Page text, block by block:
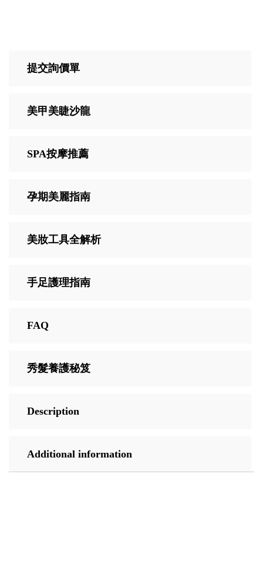
提交詢價單
美甲美睫沙龍
SPA按摩推薦
孕期美麗指南
美妝工具全解析
手足護理指南
FAQ
秀髮養護秘笈
Description
Additional information